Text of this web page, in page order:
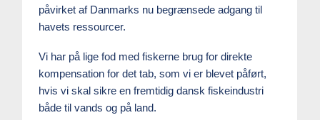
påvirket af Danmarks nu begrænsede adgang til
havets ressourcer.
Vi har på lige fod med fiskerne brug for direkte
kompensation for det tab, som vi er blevet påført,
hvis vi skal sikre en fremtidig dansk fiskeindustri
både til vands og på land.